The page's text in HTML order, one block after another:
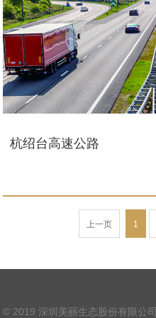
杭绍台高速公路
上一页 1
© 2019 深圳美丽生态股份有限公司.